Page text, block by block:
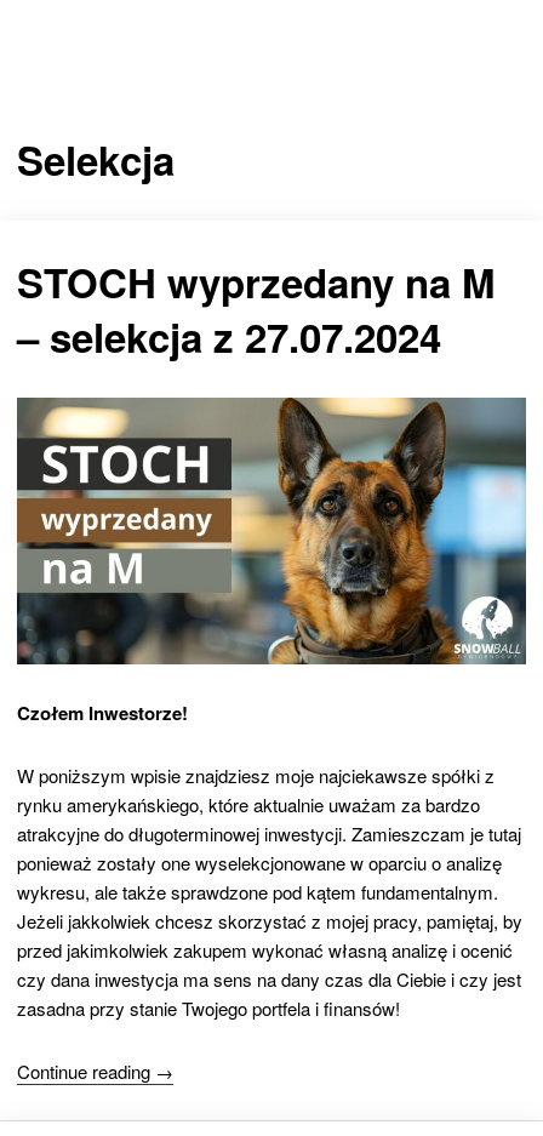
Selekcja
STOCH wyprzedany na M
– selekcja z 27.07.2024
Czołem Inwestorze!
W poniższym wpisie znajdziesz moje najciekawsze spółki z
rynku amerykańskiego, które aktualnie uważam za bardzo
atrakcyjne do długoterminowej inwestycji. Zamieszczam je tutaj
ponieważ zostały one wyselekcjonowane w oparciu o analizę
wykresu, ale także sprawdzone pod kątem fundamentalnym.
Jeżeli jakkolwiek chcesz skorzystać z mojej pracy, pamiętaj, by
przed jakimkolwiek zakupem wykonać własną analizę i ocenić
czy dana inwestycja ma sens na dany czas dla Ciebie i czy jest
zasadna przy stanie Twojego portfela i finansów!
Continue reading →